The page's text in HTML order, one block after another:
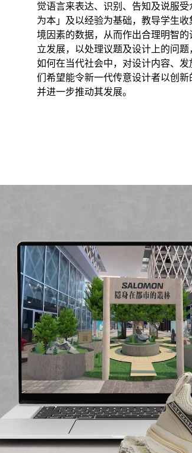
觉语言来表达、识别、告知及说服
为本」及以经验为基础，教导学生
境因素的数据，从而作出合理明智
立发展，以处理议题及设计上的问
如何在当代社会中，对设计内容、
们希望能令新一代传意设计者以创新
并进一步推动其发展。